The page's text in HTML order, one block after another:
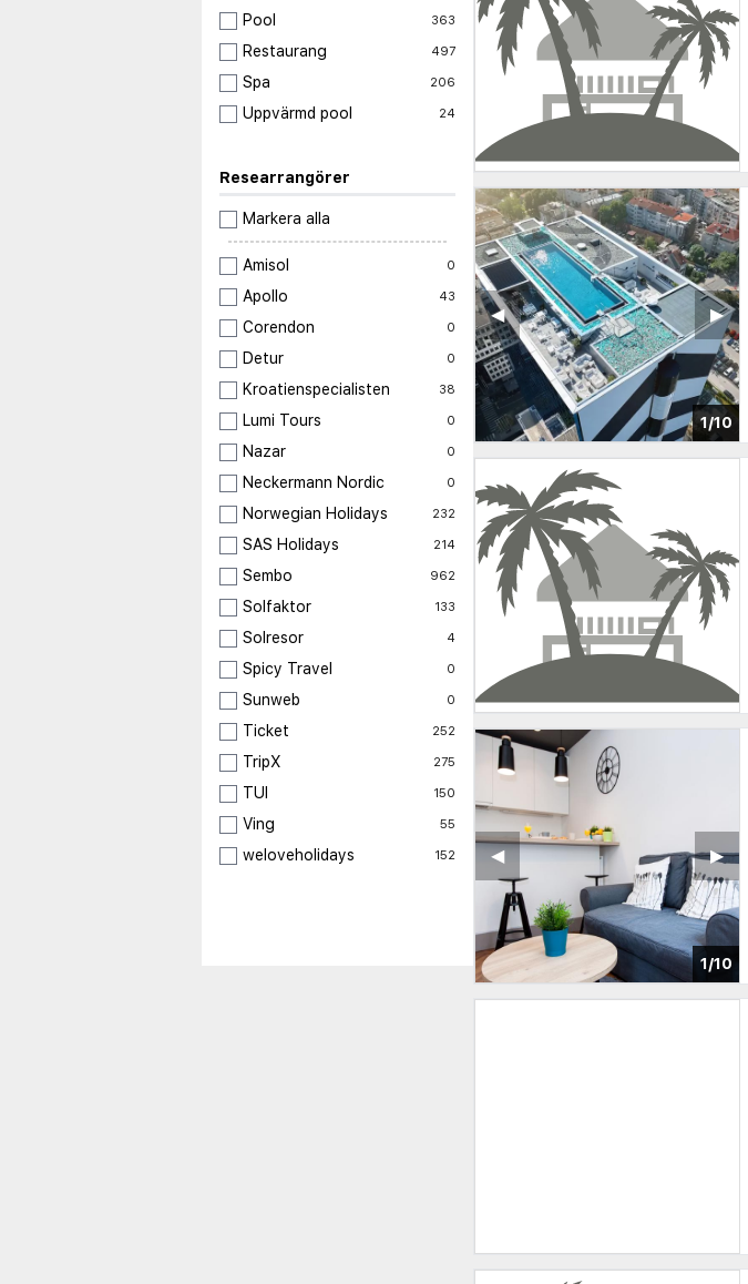
Pool 363
Restaurang 497
Spa 206
Uppvärmd pool 24
Researrangörer
Markera alla
Amisol 0
Apollo 43
Corendon 0
Detur 0
Kroatienspecialisten 38
Lumi Tours 0
Nazar 0
Neckermann Nordic 0
Norwegian Holidays 232
SAS Holidays 214
Sembo 962
Solfaktor 133
Solresor 4
Spicy Travel 0
Sunweb 0
Ticket 252
TripX 275
TUI 150
Ving 55
weloveholidays 152
1/10
▶︎
◀︎
1/10
▶︎
◀︎